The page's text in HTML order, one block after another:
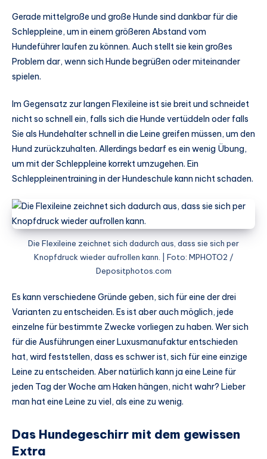
Gerade mittelgroße und große Hunde sind dankbar für die
Schleppleine, um in einem größeren Abstand vom
Hundeführer laufen zu können. Auch stellt sie kein großes
Problem dar, wenn sich Hunde begrüßen oder miteinander
spielen.
Im Gegensatz zur langen Flexileine ist sie breit und schneidet
nicht so schnell ein, falls sich die Hunde vertüddeln oder falls
Sie als Hundehalter schnell in die Leine greifen müssen, um den
Hund zurückzuhalten. Allerdings bedarf es ein wenig Übung,
um mit der Schleppleine korrekt umzugehen. Ein
Schleppleinentraining in der Hundeschule kann nicht schaden.
Die Flexileine zeichnet sich dadurch aus, dass sie sich per
Knopfdruck wieder aufrollen kann. | Foto: MPHOTO2 /
Depositphotos.com
Es kann verschiedene Gründe geben, sich für eine der drei
Varianten zu entscheiden. Es ist aber auch möglich, jede
einzelne für bestimmte Zwecke vorliegen zu haben. Wer sich
für die Ausführungen einer Luxusmanufaktur entschieden
hat, wird feststellen, dass es schwer ist, sich für eine einzige
Leine zu entscheiden. Aber natürlich kann ja eine Leine für
jeden Tag der Woche am Haken hängen, nicht wahr? Lieber
man hat eine Leine zu viel, als eine zu wenig.
Das Hundegeschirr mit dem gewissen
Extra